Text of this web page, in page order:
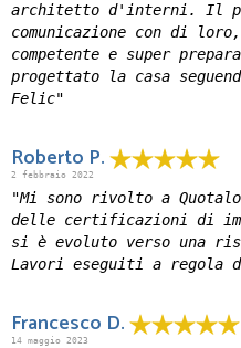
architetto d'interni. Il
comunicazione con di
competente e super
progettato la casa
Felic"
Roberto P.
2 febbraio 2022
"Mi sono rivolto a
delle certificazioni di
si è evoluto verso una
Lavori eseguiti a regola
Francesco D.
14 maggio 2023